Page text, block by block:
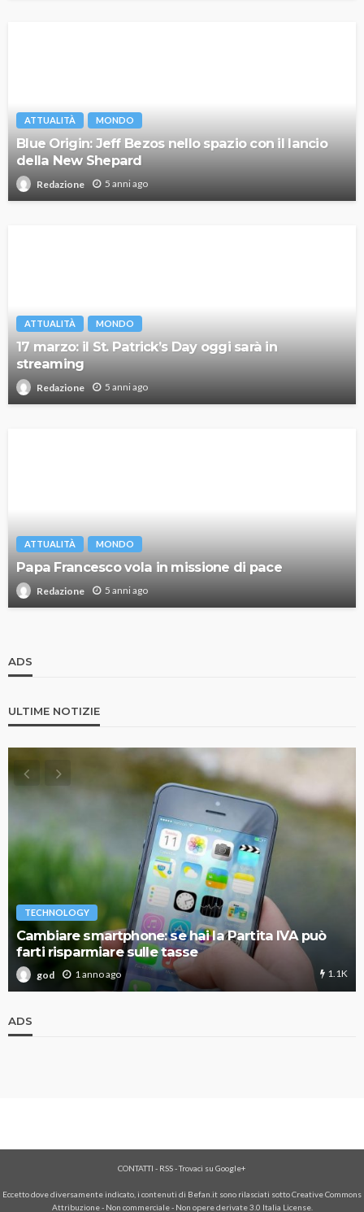
ATTUALITÀ MONDO
Blue Origin: Jeff Bezos nello spazio con il lancio
della New Shepard
Redazione 5 anni ago
ATTUALITÀ MONDO
17 marzo: il St. Patrick’s Day oggi sarà in
streaming
Redazione 5 anni ago
ATTUALITÀ MONDO
Papa Francesco vola in missione di pace
Redazione 5 anni ago
ADS
ULTIME NOTIZIE
TECHNOLOGY
Cambiare smartphone: se hai la Partita IVA può
farti risparmiare sulle tasse
god 1 anno ago 1.1K
ADS
CONTATTI - RSS-Trovaci su Google+
Eccetto dove diversamente indicato, i contenuti di Befan.it sono rilasciati sotto Creative Commons
Attribuzione - Non commerciale - Non opere derivate 3.0 Italia License.